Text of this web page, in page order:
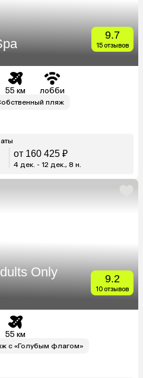
9.7
15 отзывов
55 км лобби
пляж
от 160 425 ₽
4 дек. - 12 дек., 8 н.
Only
9.2
10 отзывов
55 км
с «Голубым флагом»